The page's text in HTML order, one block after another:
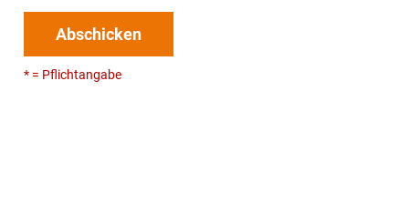
Abschicken
* = Pflichtangabe